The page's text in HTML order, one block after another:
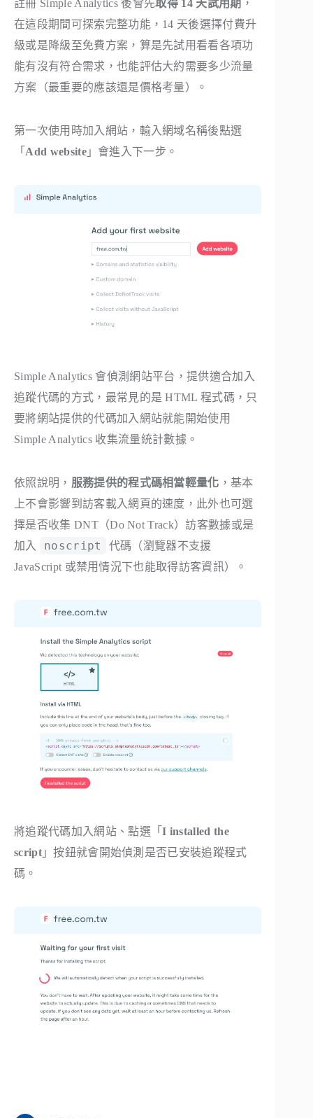
註冊 Simple Analytics 後會先取得 14 天試用期 ，
在這段期間可探索完整功能，14 天後選擇付費升
級或是降級至免費方案，算是先試用看看各項功
能有沒有符合需求，也能評估大約需要多少流量
方案（最重要的應該還是價格考量）。
第一次使用時加入網站，輸入網域名稱後點選
「 Add website」會進入下一步。
Simple Analytics 會偵測網站平台，提供適合加入
追蹤代碼的方式，最常見的是 HTML 程式碼，只
要將網站提供的代碼加入網站就能開始使用
Simple Analytics 收集流量統計數據。
依照說明， 服務提供的程式碼相當輕量化 ，基本
上不會影響到訪客載入網頁的速度，此外也可選
擇是否收集 DNT（Do Not Track）訪客數據或是
加入
noscript
代碼（瀏覽器不支援
JavaScript 或禁用情況下也能取得訪客資訊）。
將追蹤代碼加入網站、點選「I installed the
script」按鈕就會開始偵測是否已安裝追蹤程式
碼。